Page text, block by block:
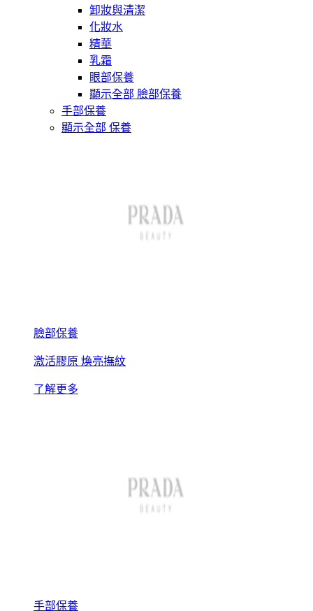
卸妝與清潔
化妝水
精華
乳霜
眼部保養
顯示全部 臉部保養
手部保養
顯示全部 保養
臉部保養
激活膠原 煥亮撫紋
了解更多
手部保養